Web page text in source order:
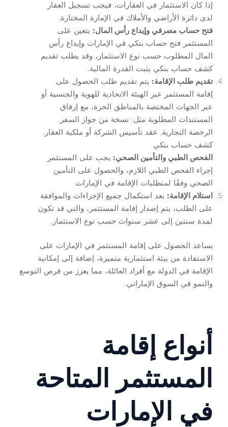
إذا كان الاستثمار في العقارات، فيجب تسجيل العقار
لدى دائرة الأراضي والأملاك في الإمارة المختارة.
فتح حساب مصرفي وإيداع رأس المال: يتعين على
المستثمر فتح حساب بنكي في الإمارات وإيداع رأس
المال المطلوب حسب نوع الاستثمار، وقد يطلب تقديم
كشف حساب بنكي يثبت القدرة المالية.
تقديم طلب الإقامة: يتم تقديم طلب الحصول على
إقامة المستثمر عبر الهيئة الاتحادية للهوية والجنسية أو
عبر الجهات المختصة بالمناطق الحرة، مع إرفاق
المستندات المطلوبة مثل: نسخة من جواز السفر.
الرخصة التجارية. عقد تأسيس الشركة أو ملكية العقار.
كشف حساب بنكي
الفحص الطبي والتأمين الصحي: يجب على المستثمر
إجراء الفحص الطبي اللازم، والحصول على التأمين
الصحي وفقًا لمتطلبات الإقامة في الإمارات.
استلام الإقامة: بعد استكمال جميع الإجراءات والموافقة
على الطلب، يتم إصدار إقامة المستثمر، والتي قد تكون
لمدة سنتين إلى عشر سنوات حسب نوع الاستثمار.
يساعد الحصول على إقامة المستثمر في الإمارات على
الاستفادة من بيئة استثمارية متميزة، إضافة إلى إمكانية
الإقامة في الدولة مع أفراد العائلة، مما يعزز من فرص التوسع
والنمو في السوق الإماراتي.
أنواع إقامة
المستثمر المتاحة
في الإمارات